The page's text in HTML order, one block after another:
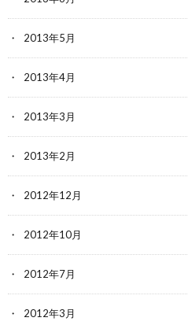
2013年5月
2013年4月
2013年3月
2013年2月
2012年12月
2012年10月
2012年7月
2012年3月